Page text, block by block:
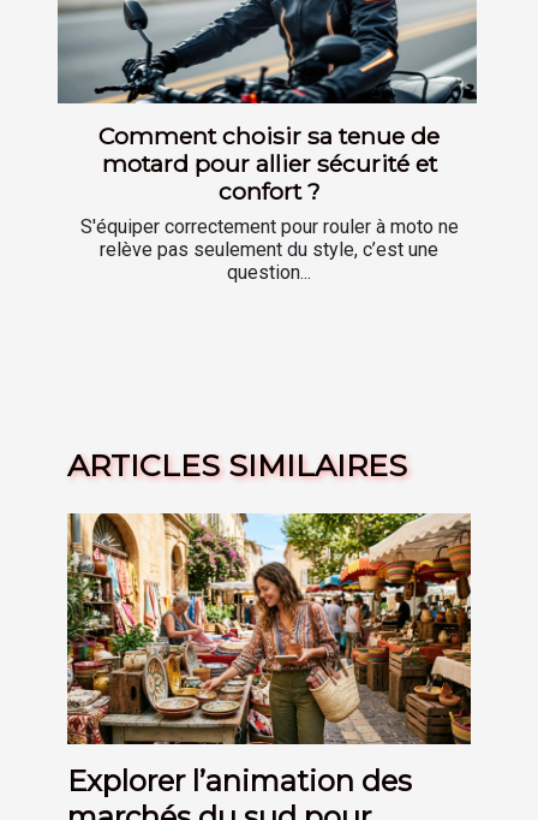
Comment choisir sa tenue de
motard pour allier sécurité et
confort ?
S'équiper correctement pour rouler à moto ne
relève pas seulement du style, c’est une
question...
ARTICLES SIMILAIRES
Explorer l’animation des